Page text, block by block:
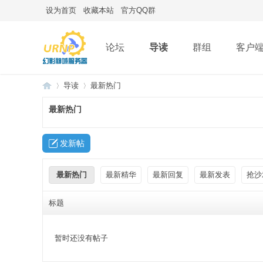
设为首页 收藏本站 官方QQ群
论坛 导读 群组 客户
Mi»
导读
›
最新热门
最新热门
发新帖
最新热门 最新精华 最新回复 最新发表 抢
标题
暂时还没有帖子